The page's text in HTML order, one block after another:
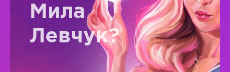
Мила
Левчук?